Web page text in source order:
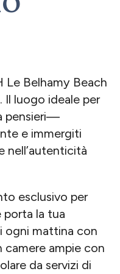
Le Belhamy Beach
Il luogo ideale per
pensieri—
e immergiti
nell’autenticità
esclusivo per
la tua
ogni mattina con
camere ampie con
da servizi di